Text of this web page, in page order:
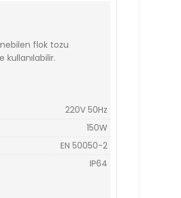
flok tozu
220V 50Hz
150W
EN 50050-2
IP64